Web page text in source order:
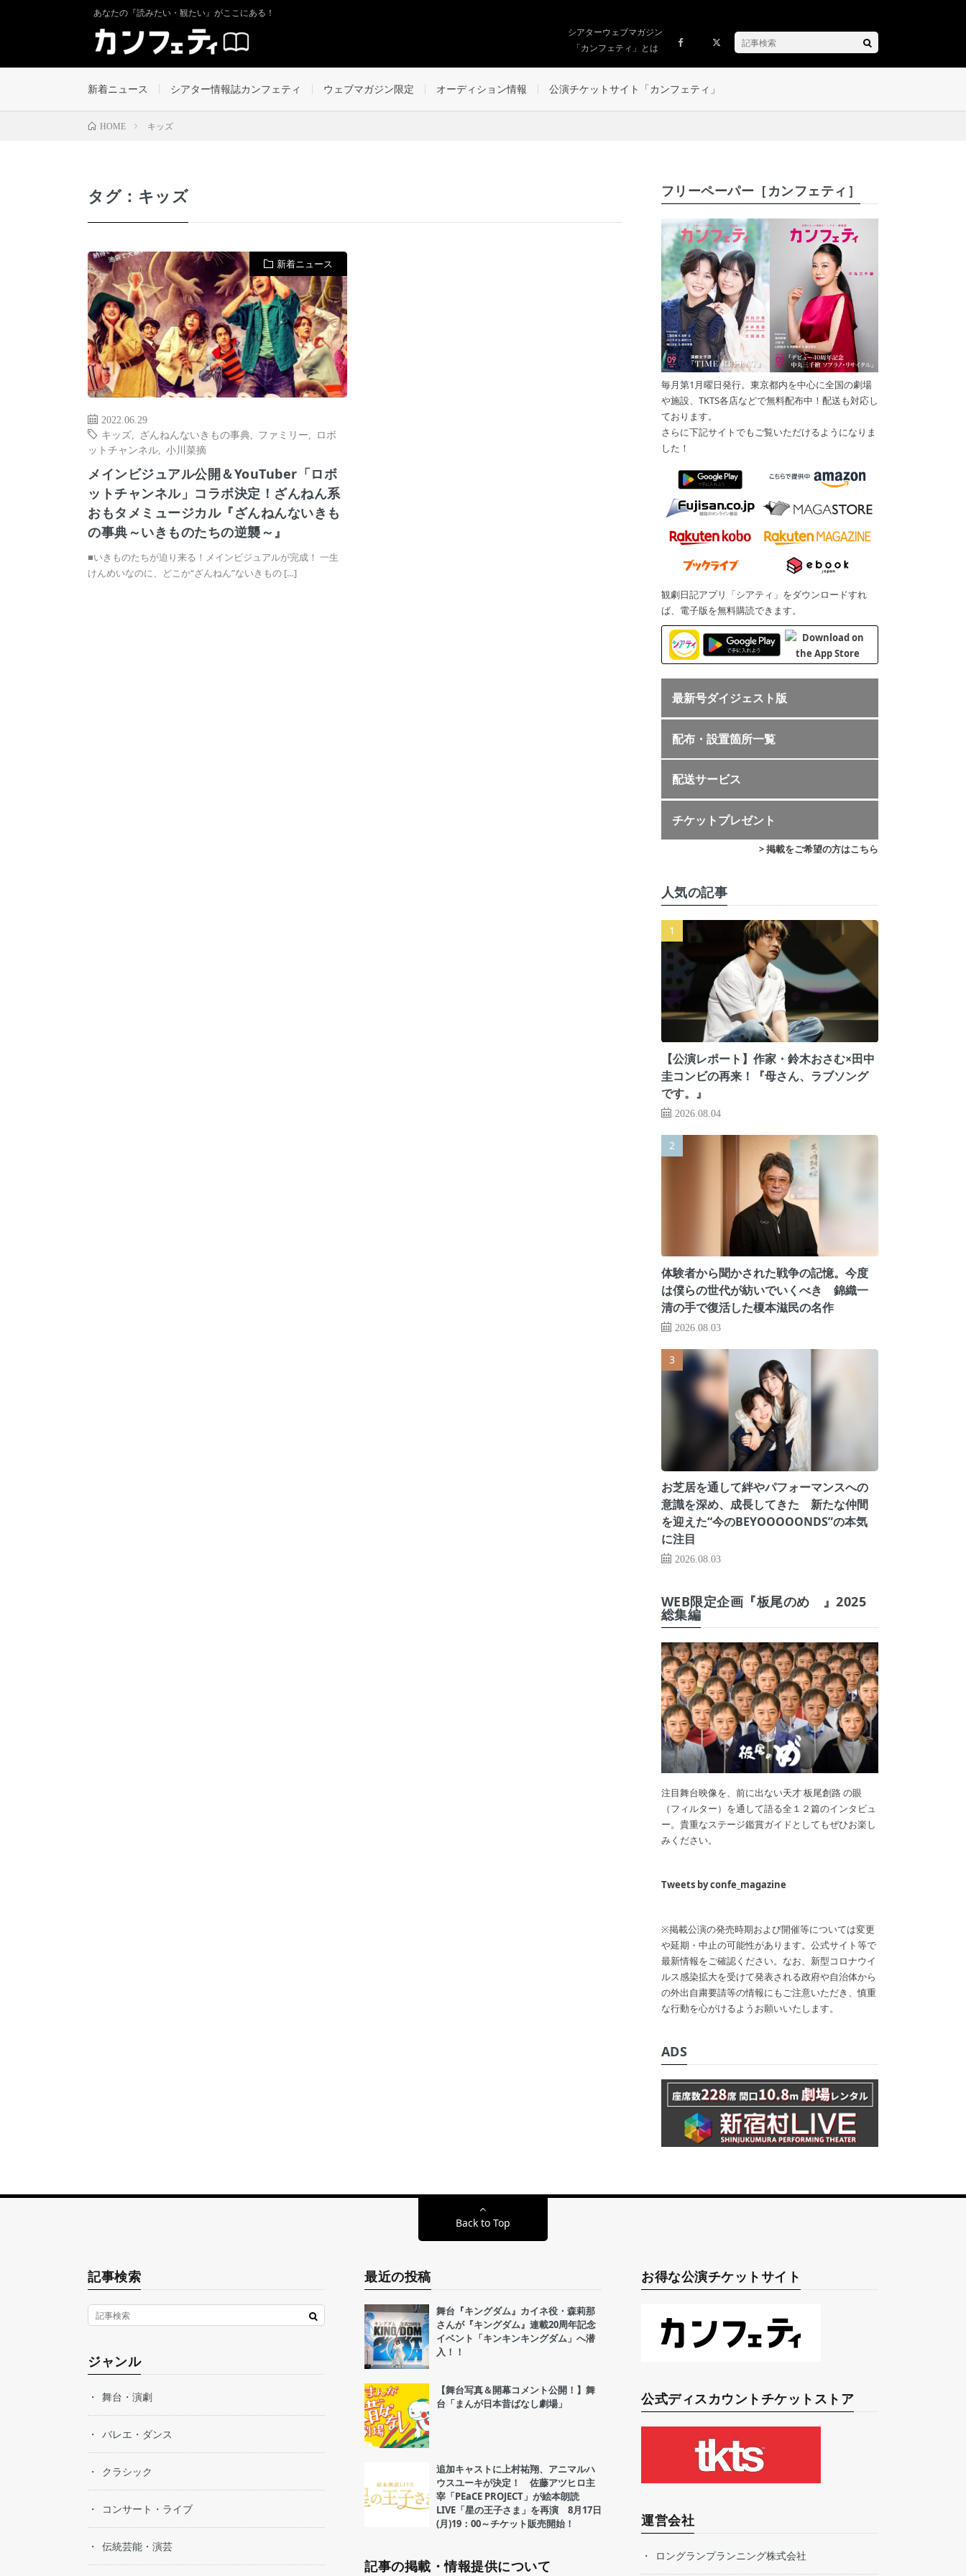
あなたの『読みたい・観たい』がここにある！
シアターウェブマガジン
「カンフェティ」とは
新着ニュース シアター情報誌カンフェティ ウェブマガジン限定 オーディション情報 公演チケットサイト「カンフェティ」
HOME キッズ
タグ：キッズ
新着ニュース
2022.06.29
キッズ
ざんねんないきもの事典 ファミリー
ロボ
ットチャンネル
小川菜摘
メインビジュアル公開＆YouTuber「ロボ
ットチャンネル」コラボ決定！ざんねん系
おもタメミュージカル『ざんねんないきも
の事典～いきものたちの逆襲～』
■いきものたちが迫り来る！メインビジュアルが完成！ 一生
けんめいなのに、どこか“ざんねん”ないきもの […]
フリーペーパー［カンフェティ］
毎月第1月曜日発行。東京都内を中心に全国の劇場
や施設、TKTS各店などで無料配布中！配送も対応し
ております。
さらに下記サイトでもご覧いただけるようになりま
した！
観劇日記アプリ「シアティ」をダウンロードすれ
ば、電子版を無料購読できます。
最新号ダイジェスト版
配布・設置箇所一覧
配送サービス
チケットプレゼント
> 掲載をご希望の方はこちら
人気の記事
【公演レポート】作家・鈴木おさむ×田中
圭コンビの再来！『母さん、ラブソング
です。』
2026.08.04
体験者から聞かされた戦争の記憶。今度
は僕らの世代が紡いでいくべき 錦織一
清の手で復活した榎本滋民の名作
2026.08.03
お芝居を通して絆やパフォーマンスへの
意識を深め、成長してきた 新たな仲間
を迎えた“今のBEYOOOOONDS”の本気
に注目
2026.08.03
WEB限定企画『板尾のめ゙』2025
総集編
注目舞台映像を、前に出ない天才 板尾創路 の眼
（フィルター）を通して語る全１２篇のインタビュ
ー。貴重なステージ鑑賞ガイドとしてもぜひお楽し
みください。
Tweets by confe_magazine
※掲載公演の発売時期および開催等については変更
や延期・中止の可能性があります。公式サイト等で
最新情報をご確認ください。なお、新型コロナウイ
ルス感染拡大を受けて発表される政府や自治体から
の外出自粛要請等の情報にもご注意いただき、慎重
な行動を心がけるようお願いいたします。
ADS
Back to Top
記事検索
ジャンル
舞台・演劇
バレエ・ダンス
クラシック
コンサート・ライブ
伝統芸能・演芸
最近の投稿
舞台『キングダム』カイネ役・森莉那
さんが『キングダム』連載20周年記念
イベント「キンキンキングダム」へ潜
入！！
【舞台写真＆開幕コメント公開！】舞
台「まんが日本昔ばなし劇場」
追加キャストに上村祐翔、アニマルハ
ウスユーキが決定！ 佐藤アツヒロ主
宰「PEaCE PROJECT」が絵本朗読
LIVE「星の王子さま」を再演 8月17日
(月)19：00～チケット販売開始！
記事の掲載・情報提供について
お得な公演チケットサイト
公式ディスカウントチケットストア
運営会社
ロングランプランニング株式会社